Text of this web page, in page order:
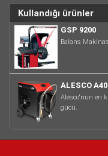
Kullandığı ürünler
GSP 9200
Balans
ALESCO
Alesco'nun en
gücü.